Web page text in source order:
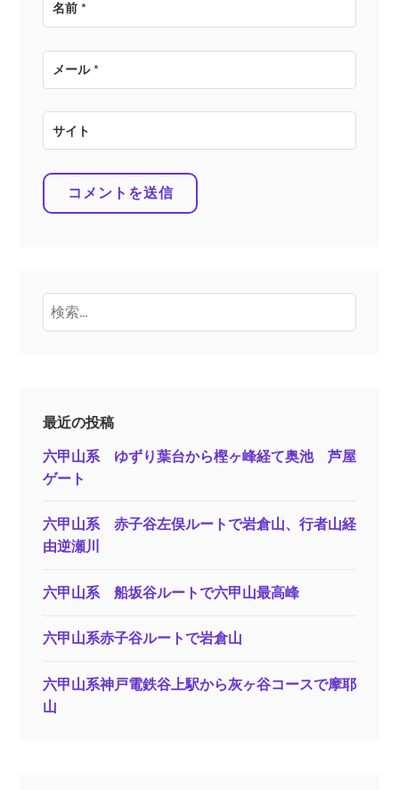
名前*
メール*
サイト
検
索:
最近の投稿
六甲山系 ゆずり葉台から樫ヶ峰経て奥池 芦屋
ゲート
六甲山系 赤子谷左俣ルートで岩倉山、行者山経
由逆瀬川
六甲山系 船坂谷ルートで六甲山最高峰
六甲山系赤子谷ルートで岩倉山
六甲山系神戸電鉄谷上駅から灰ヶ谷コースで摩耶
山